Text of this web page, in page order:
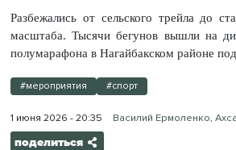
Разбежались от сельского трейла до
масштаба. Тысячи бегунов вышли на
полумарафона в Нагайбакском районе
#мероприятия #спорт
1 июня 2026 - 20:35 Василий Ермоленко,
поделиться